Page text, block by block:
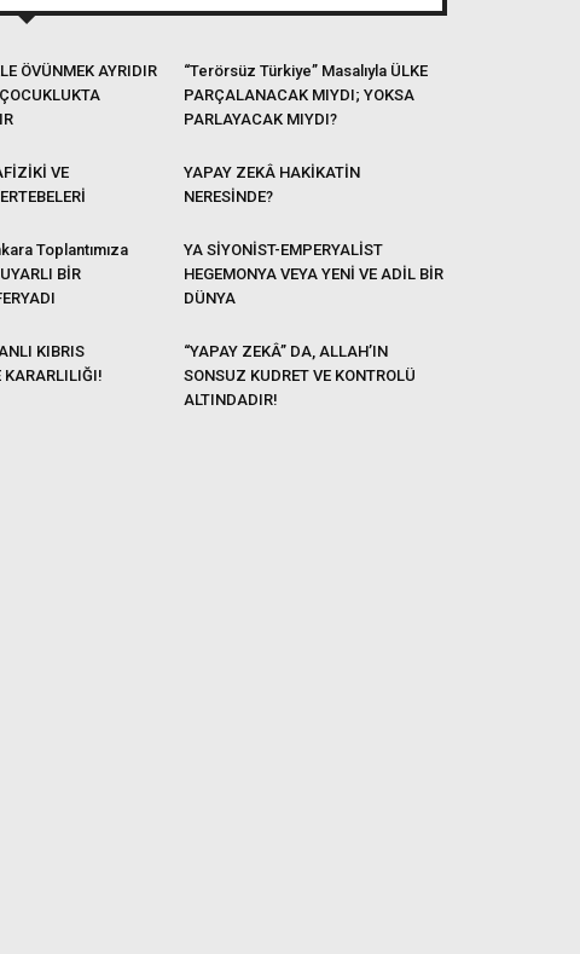
ÖVÜNMEK AYRIDIR
“Terörsüz Türkiye” Masalıyla ÜLKE
PARÇALANACAK MIYDI; YOKSA
PARLAYACAK MIYDI?
VE
YAPAY ZEKÂ HAKİKATİN
NERESİNDE?
Toplantımıza
BİR
YA SİYONİST-EMPERYALİST
HEGEMONYA VEYA YENİ VE ADİL BİR
DÜNYA
KIBRIS
KARARLILIĞI!
“YAPAY ZEKÂ” DA, ALLAH’IN
SONSUZ KUDRET VE KONTROLÜ
ALTINDADIR!